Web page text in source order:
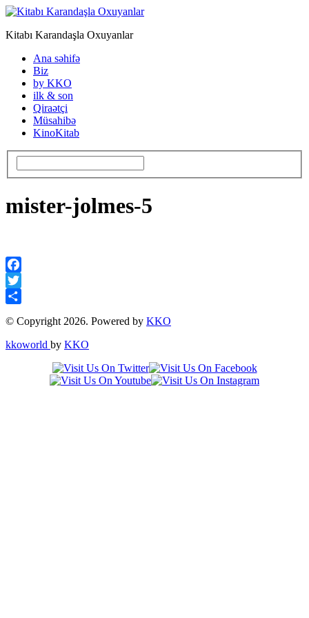
Kitabı Karandaşla Oxuyanlar
Ana səhifə
Biz
by KKO
ilk & son
Qiraətçi
Müsahibə
KinoKitab
mister-jolmes-5
Facebook
Twitter
© Copyright 2026. Powered by KKO
kkoworld by KKO